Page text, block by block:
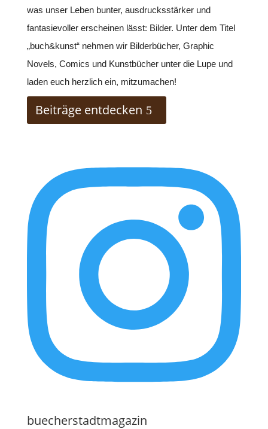
was unser Leben bunter, ausdrucksstärker und
fantasievoller erscheinen lässt: Bilder. Unter dem Titel
„buch&kunst“ nehmen wir Bilderbücher, Graphic
Novels, Comics und Kunstbücher unter die Lupe und
laden euch herzlich ein, mitzumachen!
Beiträge entdecken
buecherstadtmagazin